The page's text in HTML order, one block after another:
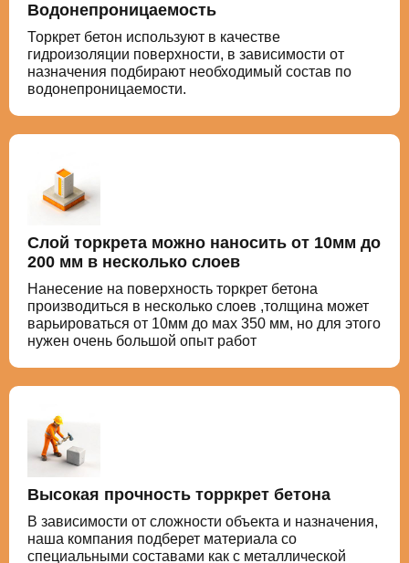
Водонепроницаемость
Торкрет бетон используют в качестве
гидроизоляции поверхности, в зависимости от
назначения подбирают необходимый состав по
водонепроницаемости.
Слой торкрета можно наносить от 10мм до
200 мм в несколько слоев
Нанесение на поверхность торкрет бетона
производиться в несколько слоев ,толщина может
варьироваться от 10мм до мах 350 мм, но для этого
нужен очень большой опыт работ
Высокая прочность торркрет бетона
В зависимости от сложности объекта и назначения,
наша компания подберет материала со
специальными составами как с металлической